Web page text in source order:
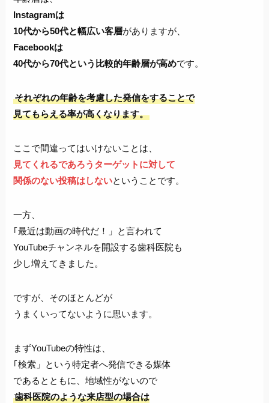
Instagramは
10代から50代と幅広い客層がありますが、
Facebookは
40代から70代という比較的年齢層が高めです。
それぞれの年齢を考慮した発信をすることで
見てもらえる率が高くなります。
ここで間違ってはいけないことは、
見てくれるであろうターゲットに対して
関係のない投稿はしないということです。
一方、
｢最近は動画の時代だ！」と言われて
YouTubeチャンネルを開設する歯科医院も
少し増えてきました。
ですが、そのほとんどが
うまくいってないように思います。
まずYouTubeの特性は、
｢検索」という特定者へ発信できる媒体
であるとともに、地域性がないので
歯科医院のような来店型の場合は